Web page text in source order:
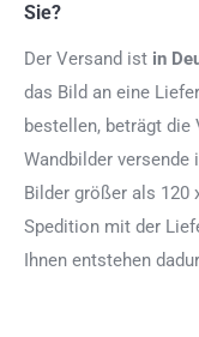
Sie?
Der Versand ist in
das Bild an eine
bestellen, beträgt
Wandbilder
Bilder größer als 120
Spedition mit der
Ihnen entstehen